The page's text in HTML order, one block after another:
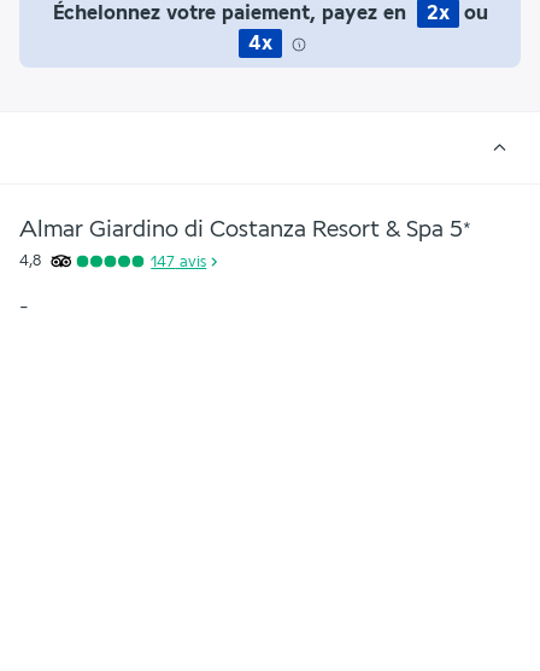
Échelonnez votre paiement, payez en 2x
ou
4x
Almar Giardino di Costanza Resort & Spa 5*
4,8 147 avis
-